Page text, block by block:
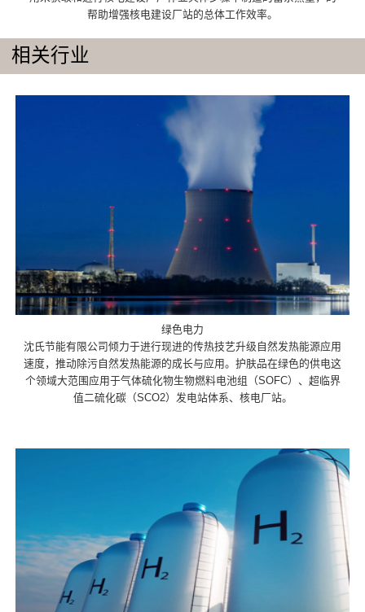
帮助增强核电建设厂站的总体工作效率。
相关行业
绿色电力
沈氏节能有限公司倾力于进行现进的传热技艺升级自然发热能源应用
速度，推动除污自然发热能源的成长与应用。护肤品在绿色的供电这
个领域大范围应用于气体硫化物生物燃料电池组（SOFC）、超临界
值二硫化碳（SCO2）发电站体系、核电厂站。